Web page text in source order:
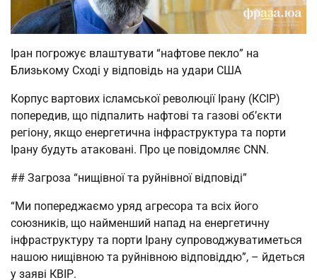
Іран погрожує влаштувати “нафтове пекло” на
Близькому Сході у відповідь на удари США
Корпус вартових ісламської революції Ірану (КСІР)
попередив, що підпалить нафтові та газові об’єкти
регіону, якщо енергетична інфраструктура та порти
Ірану будуть атаковані. Про це повідомляє CNN.
## Загроза “нищівної та руйнівної відповіді”
“Ми попереджаємо уряд агресора та всіх його
союзників, що найменший напад на енергетичну
інфраструктуру та порти Ірану супроводжуватиметься
нашою нищівною та руйнівною відповіддю”, – йдеться
у заяві КВІР.